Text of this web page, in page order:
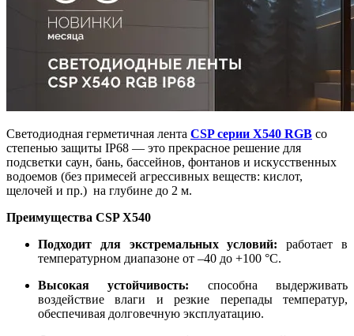
Светодиодная герметичная лента CSP серии X540 RGB со
степенью защиты IP68 — это прекрасное решение для
подсветки саун, бань, бассейнов, фонтанов и искусственных
водоемов (без примесей агрессивных веществ: кислот,
щелочей и пр.) на глубине до 2 м.
Преимущества CSP X540
Подходит для экстремальных условий: работает в
температурном диапазоне от –40 до +100 °C.
Высокая устойчивость: способна выдерживать
воздействие влаги и резкие перепады температур,
обеспечивая долговечную эксплуатацию.